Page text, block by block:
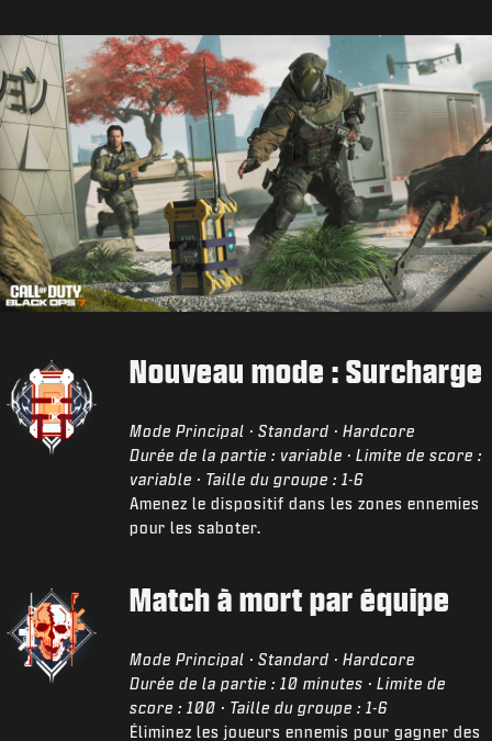
Nouveau mode : Surcharge
Mode Principal · Standard · Hardcore
Durée de la partie : variable · Limite de score :
variable · Taille du groupe : 1-6
Amenez le dispositif dans les zones ennemies
pour les saboter.
Match à mort par équipe
Mode Principal · Standard · Hardcore
Durée de la partie : 10 minutes · Limite de
score : 100 · Taille du groupe : 1-6
Éliminez les joueurs ennemis pour gagner des